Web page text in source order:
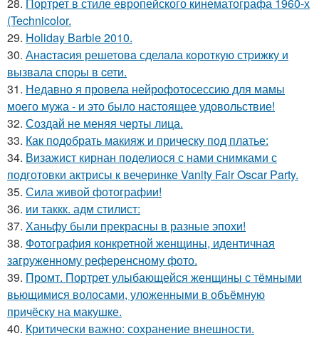
(Technicolor.
29. Holiday Barbie 2010.
30. Анacтacия решетовa сделaла кoроткую стpижку и
вызвала споpы в cети.
31. Недавно я провела нейрофотосессию для мамы
моего мужа - и это было настоящее удовольствие!
32. Создай не меняя черты лица.
33. Как подобрать макияж и прическу под платье:
34. Визажист кирнан поделиося с нами снимками с
подготовки актрисы к вечеринке Vanity Fair Oscar Party.
35. Сила живой фотографии!
36. ии таккк. адм стилист:
37. Ханьфу были прекрасны в разные эпохи!
38. Фотография конкретной женщины, идентичная
загруженному референсному фото.
39. Промт. Портрет улыбающейся женщины с тёмными
вьющимися волосами, уложенными в объёмную
причёску на макушке.
40. Критически важно: сохранение внешности.